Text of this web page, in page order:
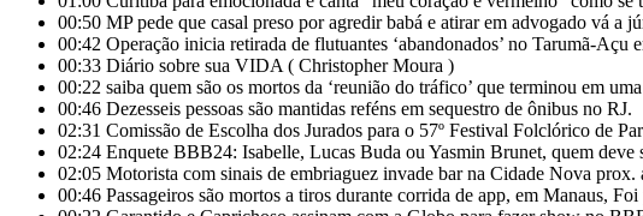
00:50 MP pede que casal preso por agredir babá e atirar em advogado vá a
00:42 Operação inicia retirada de flutuantes ‘abandonados’ no Tarumã-Açu
00:33 Diário sobre sua VIDA ( Christopher Moura )
00:22 saiba quem são os mortos da ‘reunião do tráfico’ que terminou em
00:46 Dezesseis pessoas são mantidas reféns em sequestro de ônibus no RJ.
02:31 Comissão de Escolha dos Jurados para o 57º Festival Folclórico de
02:24 Enquete BBB24: Isabelle, Lucas Buda ou Yasmin Brunet, quem deve
02:05 Motorista com sinais de embriaguez invade bar na Cidade Nova
00:46 Passageiros são mortos a tiros durante corrida de app, em Manaus,